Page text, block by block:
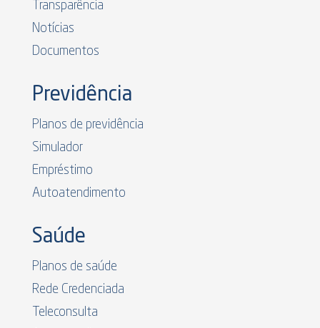
Transparência
Notícias
Documentos
Previdência
Planos de previdência
Simulador
Empréstimo
Autoatendimento
Saúde
Planos de saúde
Rede Credenciada
Teleconsulta